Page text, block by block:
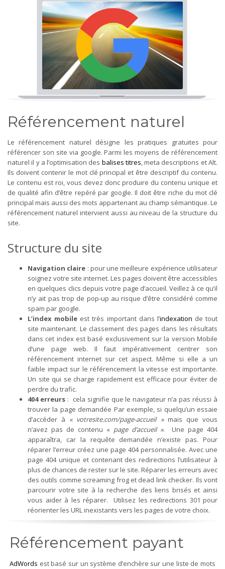
Référencement naturel
Le référencement naturel désigne les pratiques gratuites pour
référencer son site via google. Parmi les moyens de référencement
naturel il y a l’optimisation des balises titres, meta descriptions et Alt.
Ils doivent contenir le mot clé principal et être descriptif du contenu.
Le contenu est roi, vous devez donc produire du contenu unique et
de qualité afin d’être repéré par google. Il doit être riche du mot clé
principal mais aussi des mots appartenant au champ sémantique. Le
référencement naturel intervient aussi au niveau de la structure du
site.
Structure du site
Navigation claire : pour une meilleure expérience utilisateur
soignez votre site internet. Les pages doivent être accessibles
en quelques clics depuis votre page d’accueil. Veillez à ce qu’il
n’y ait pas trop de pop-up au risque d’être considéré comme
spam par google.
L’index mobile est très important dans l’indexation de tout
site maintenant. Le classement des pages dans les résultats
dans cet index est basé exclusivement sur la version Mobile
d’une page web. Il faut impérativement centrer son
référencement internet sur cet aspect. Même si elle a un
faible impact sur le référencement la vitesse est importante.
Un site qui se charge rapidement est efficace pour éviter de
perdre du trafic.
404 erreurs: cela signifie que le navigateur n’a pas réussi à
trouver la page demandée Par exemple, si quelqu’un essaie
d’accéder à « votresite.com/page-accueil »mais que vous
n’avez pas de contenu « page d’accueil ». Une page 404
apparaîtra, car la requête demandée n’existe pas. Pour
réparer l’erreur créez une page 404 personnalisée. Avec une
page 404 unique et contenant des redirections l’utilisateur à
plus de chances de rester sur le site. Réparer les erreurs avec
des outils comme screaming frog et dead link checker. Ils vont
parcourir votre site à la recherche des liens brisés et ainsi
vous aider à les réparer. Utilisez les redirections 301 pour
réorienter les URL inexistants vers les pages de votre choix.
Référencement payant
AdWords est basé sur un système d’enchère sur une liste de mots